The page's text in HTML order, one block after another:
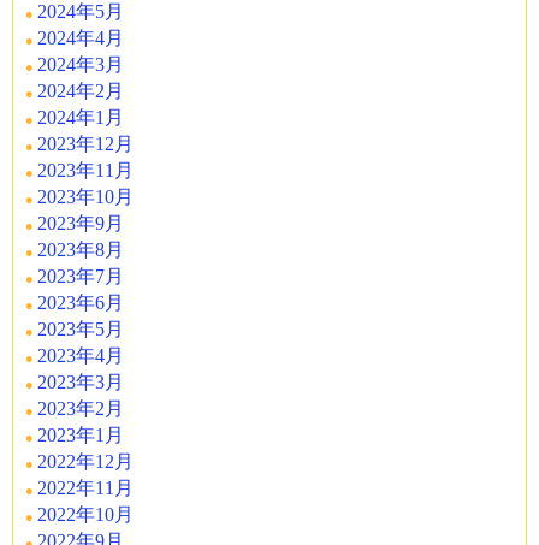
2024年5月
2024年4月
2024年3月
2024年2月
2024年1月
2023年12月
2023年11月
2023年10月
2023年9月
2023年8月
2023年7月
2023年6月
2023年5月
2023年4月
2023年3月
2023年2月
2023年1月
2022年12月
2022年11月
2022年10月